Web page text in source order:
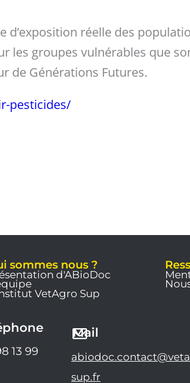
réelle des
les groupes vulnérables que
de Générations Futures.
pesticides/
13 99
Mail
sup.fr
sommes nous ?
d'ABioDoc
VetAgro Sup